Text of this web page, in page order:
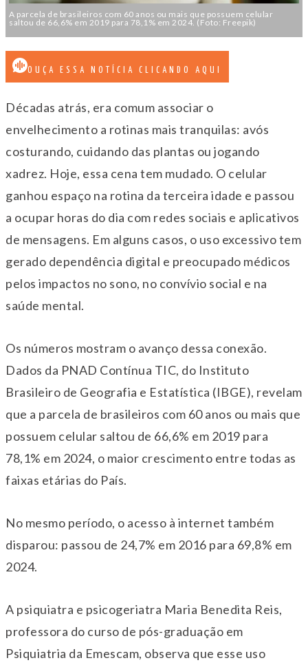
A parcela de brasileiros com 60 anos ou mais que possuem celular
saltou de 66,6% em 2019 para 78,1% em 2024. (Foto: Freepik)
OUÇA ESSA NOTÍCIA CLICANDO AQUI
Décadas atrás, era comum associar o
envelhecimento a rotinas mais tranquilas: avós
costurando, cuidando das plantas ou jogando
xadrez. Hoje, essa cena tem mudado. O celular
ganhou espaço na rotina da terceira idade e passou
a ocupar horas do dia com redes sociais e aplicativos
de mensagens. Em alguns casos, o uso excessivo tem
gerado dependência digital e preocupado médicos
pelos impactos no sono, no convívio social e na
saúde mental.
Os números mostram o avanço dessa conexão.
Dados da PNAD Contínua TIC, do Instituto
Brasileiro de Geografia e Estatística (IBGE), revelam
que a parcela de brasileiros com 60 anos ou mais que
possuem celular saltou de 66,6% em 2019 para
78,1% em 2024, o maior crescimento entre todas as
faixas etárias do País.
No mesmo período, o acesso à internet também
disparou: passou de 24,7% em 2016 para 69,8% em
2024.
A psiquiatra e psicogeriatra Maria Benedita Reis,
professora do curso de pós-graduação em
Psiquiatria da Emescam, observa que esse uso